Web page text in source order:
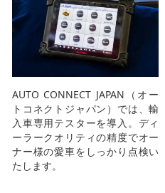
AUTO CONNECT JAPAN（オー
トコネクトジャパン）では、輸
入車専用テスターを導入。ディ
ーラークオリティの精度でオー
ナー様の愛車をしっかり点検い
たします。